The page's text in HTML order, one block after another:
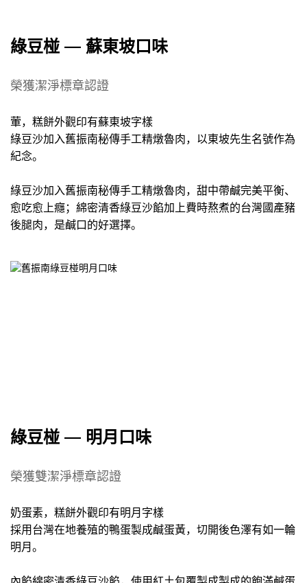
綠豆椪 — 蘇東坡口味
榮獲潔淨標章認證
葷，糕餅外觀印有蘇東坡字樣
綠豆沙加入舊振南秘傳手工精燉魯肉，以東坡先生名號作為
紀念。
綠豆沙加入舊振南秘傳手工精燉魯肉，甜中帶鹹完美平衡、
愈吃愈上癮；綿密清香綠豆沙餡加上費時熬煮的台灣國產豬
後腿肉，是鹹口的好選擇。
綠豆椪 — 明月口味
榮獲雙潔淨標章認證
奶蛋素，糕餅外觀印有明月字樣
採用台灣在地養殖的鴨蛋製成鹹蛋黃，切開後色澤有如一輪
明月。